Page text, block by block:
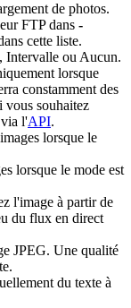
de photos.
FTP dans -
cette liste.
Intervalle ou Aucun.
lorsque
constamment des
vous souhaitez
via l'API.
lorsque le
lorsque le mode est
l'image à partir de
du flux en direct
JPEG. Une qualité
du texte à